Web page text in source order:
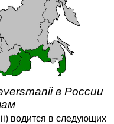
в России
водится в следующих